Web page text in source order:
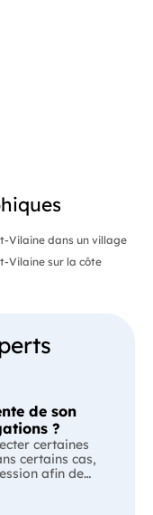
Vilaine dans un village
Vilaine sur la côte
de son
?
certaines
certains cas,
afin de
une offre